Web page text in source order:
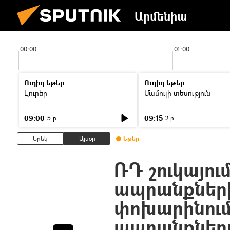
Արմենիա
00:00 01:00
Ուղիղ եթեր
Լուրեր
09:00 5 ր
Ուղիղ եթեր
Մամուլի տեսություն
09:15 2 ր
Երեկ Այսօր Եթեր
ՌԴ